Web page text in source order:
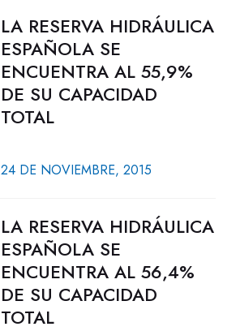
LA RESERVA HIDRÁULICA
ESPAÑOLA SE
ENCUENTRA AL 55,9%
DE SU CAPACIDAD
TOTAL
24 DE NOVIEMBRE, 2015
LA RESERVA HIDRÁULICA
ESPAÑOLA SE
ENCUENTRA AL 56,4%
DE SU CAPACIDAD
TOTAL